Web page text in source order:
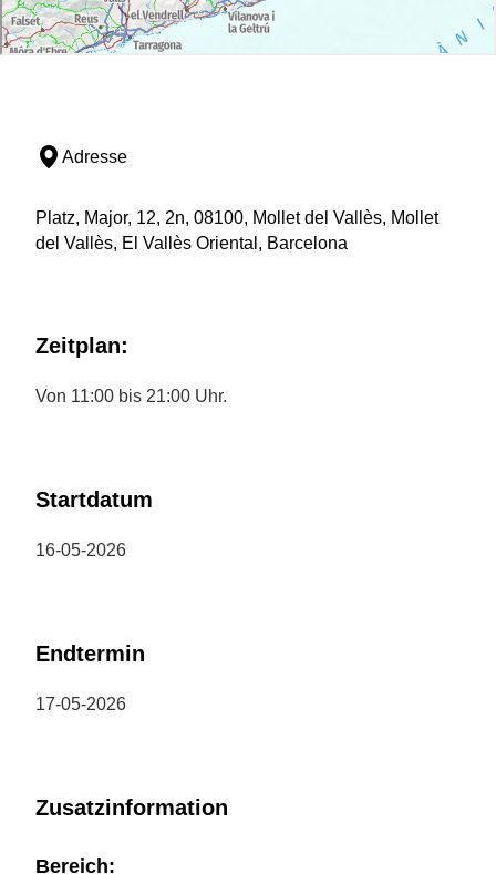
Adresse
Platz, Major, 12, 2n, 08100, Mollet del Vallès, Mollet
del Vallès, El Vallès Oriental, Barcelona
Zeitplan:
Von 11:00 bis 21:00 Uhr.
Startdatum
16-05-2026
Endtermin
17-05-2026
Zusatzinformation
Bereich: